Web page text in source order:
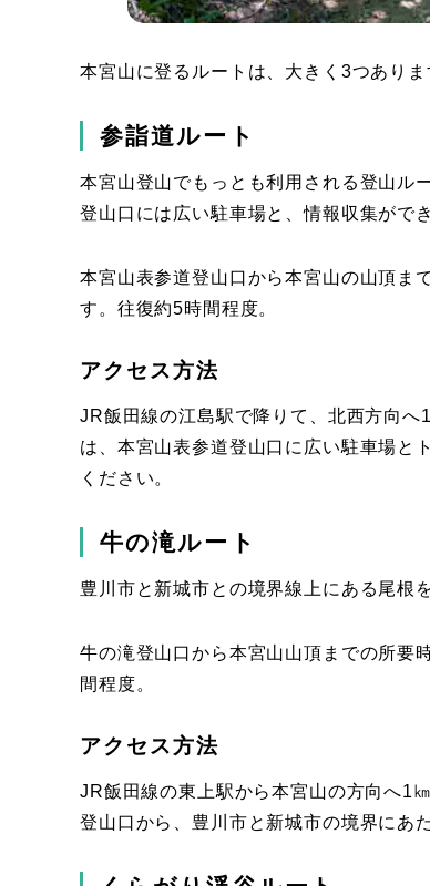
本宮山に登るルートは、大きく3つあり
参詣道ルート
本宮山登山でもっとも利用される登山ル
登山口には広い駐車場と、情報収集がで
本宮山表参道登山口から本宮山の山頂ま
す。往復約5時間程度。
アクセス方法
JR飯田線の江島駅で降りて、北西方向
は、本宮山表参道登山口に広い駐車場と
ください。
牛の滝ルート
豊川市と新城市との境界線上にある尾根
牛の滝登山口から本宮山山頂までの所要
間程度。
アクセス方法
JR飯田線の東上駅から本宮山の方向へ1
登山口から、豊川市と新城市の境界にあ